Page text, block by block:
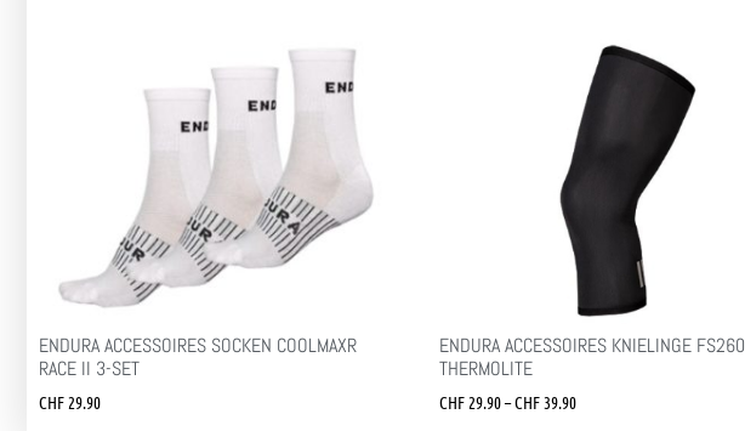
ENDURA ACCESSOIRES SOCKEN COOLMAXR
RACE II 3-SET
CHF29.90
ENDURA ACCESSOIRES KNIELINGE FS260
THERMOLITE
CHF29.90–CHF39.90